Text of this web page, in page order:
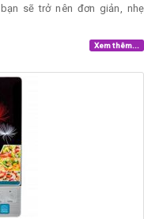
sẽ trở nên đơn giản, nhẹ
Xem thêm...